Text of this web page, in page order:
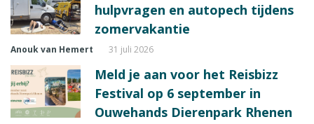
hulpvragen en autopech tijdens
zomervakantie
Anouk van Hemert 31 juli 2026
Meld je aan voor het Reisbizz
Festival op 6 september in
Ouwehands Dierenpark Rhenen